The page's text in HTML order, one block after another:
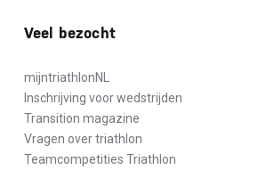
Veel bezocht
mijntriathlonNL
Inschrijving voor wedstrijden
Transition magazine
Vragen over triathlon
Teamcompetities Triathlon